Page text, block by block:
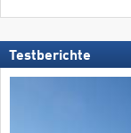
Testberichte